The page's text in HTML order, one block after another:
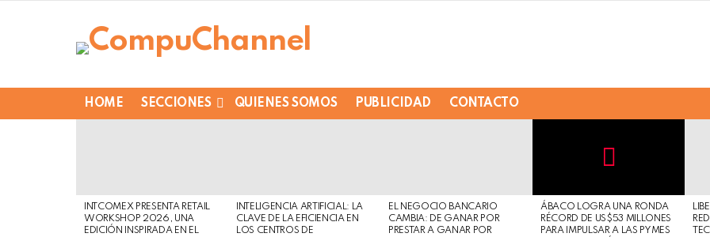
HOME SECCIONES QUIENES SOMOS PUBLICIDAD CONTACTO
INTCOMEX PRESENTA RETAIL
WORKSHOP 2026, UNA
EDICIÓN INSPIRADA EN EL
INTELIGENCIA ARTIFICIAL: LA
CLAVE DE LA EFICIENCIA EN
LOS CENTROS DE
EL NEGOCIO BANCARIO
CAMBIA: DE GANAR POR
PRESTAR A GANAR POR
Safe
For
Work
view
this
post
ÁBACO LOGRA UNA RONDA
RÉCORD DE US$53 MILLONES
PARA IMPULSAR A LAS PYMES